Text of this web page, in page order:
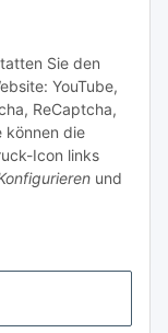
Sie den
YouTube,
ReCaptcha,
können die
Icon links
und